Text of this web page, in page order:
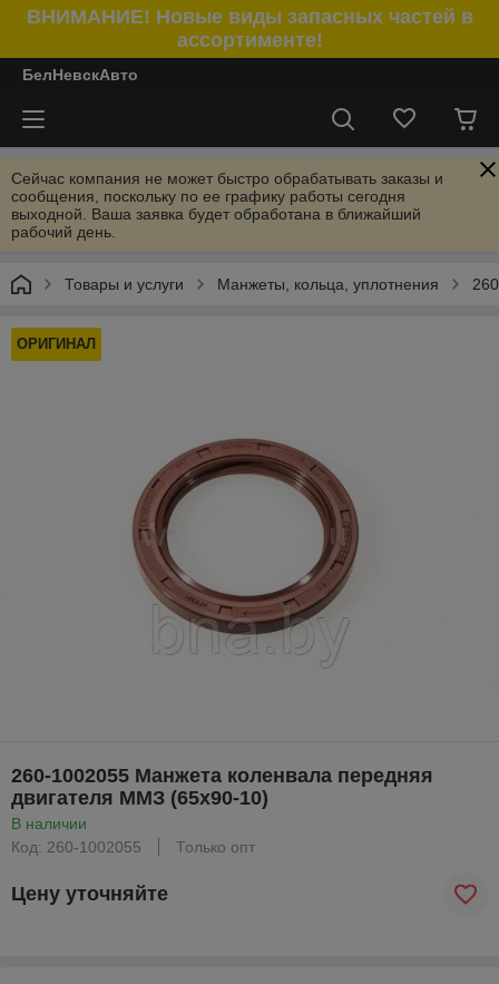
ВНИМАНИЕ! Новые виды запасных частей в
ассортименте!
БелНевскАвто
Сейчас компания не может быстро обрабатывать заказы и
сообщения, поскольку по ее графику работы сегодня
выходной. Ваша заявка будет обработана в ближайший
рабочий день.
Товары и услуги Манжеты, кольца, уплотнения
ОРИГИНАЛ
260-1002055 Манжета коленвала передняя
двигателя ММЗ (65х90-10)
В наличии
Код: 260-1002055
Только опт
Цену уточняйте